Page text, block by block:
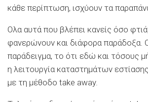
κάθε περίπτωση, ισχύουν τα
Oλα αυτά που βλέπει κανείς όσο
φανερώνουν και διάφορα παράδοξα.
παράδειγμα, το ότι εδώ και τόσους
η λειτουργία καταστημάτων
με τη μέθοδο take away.